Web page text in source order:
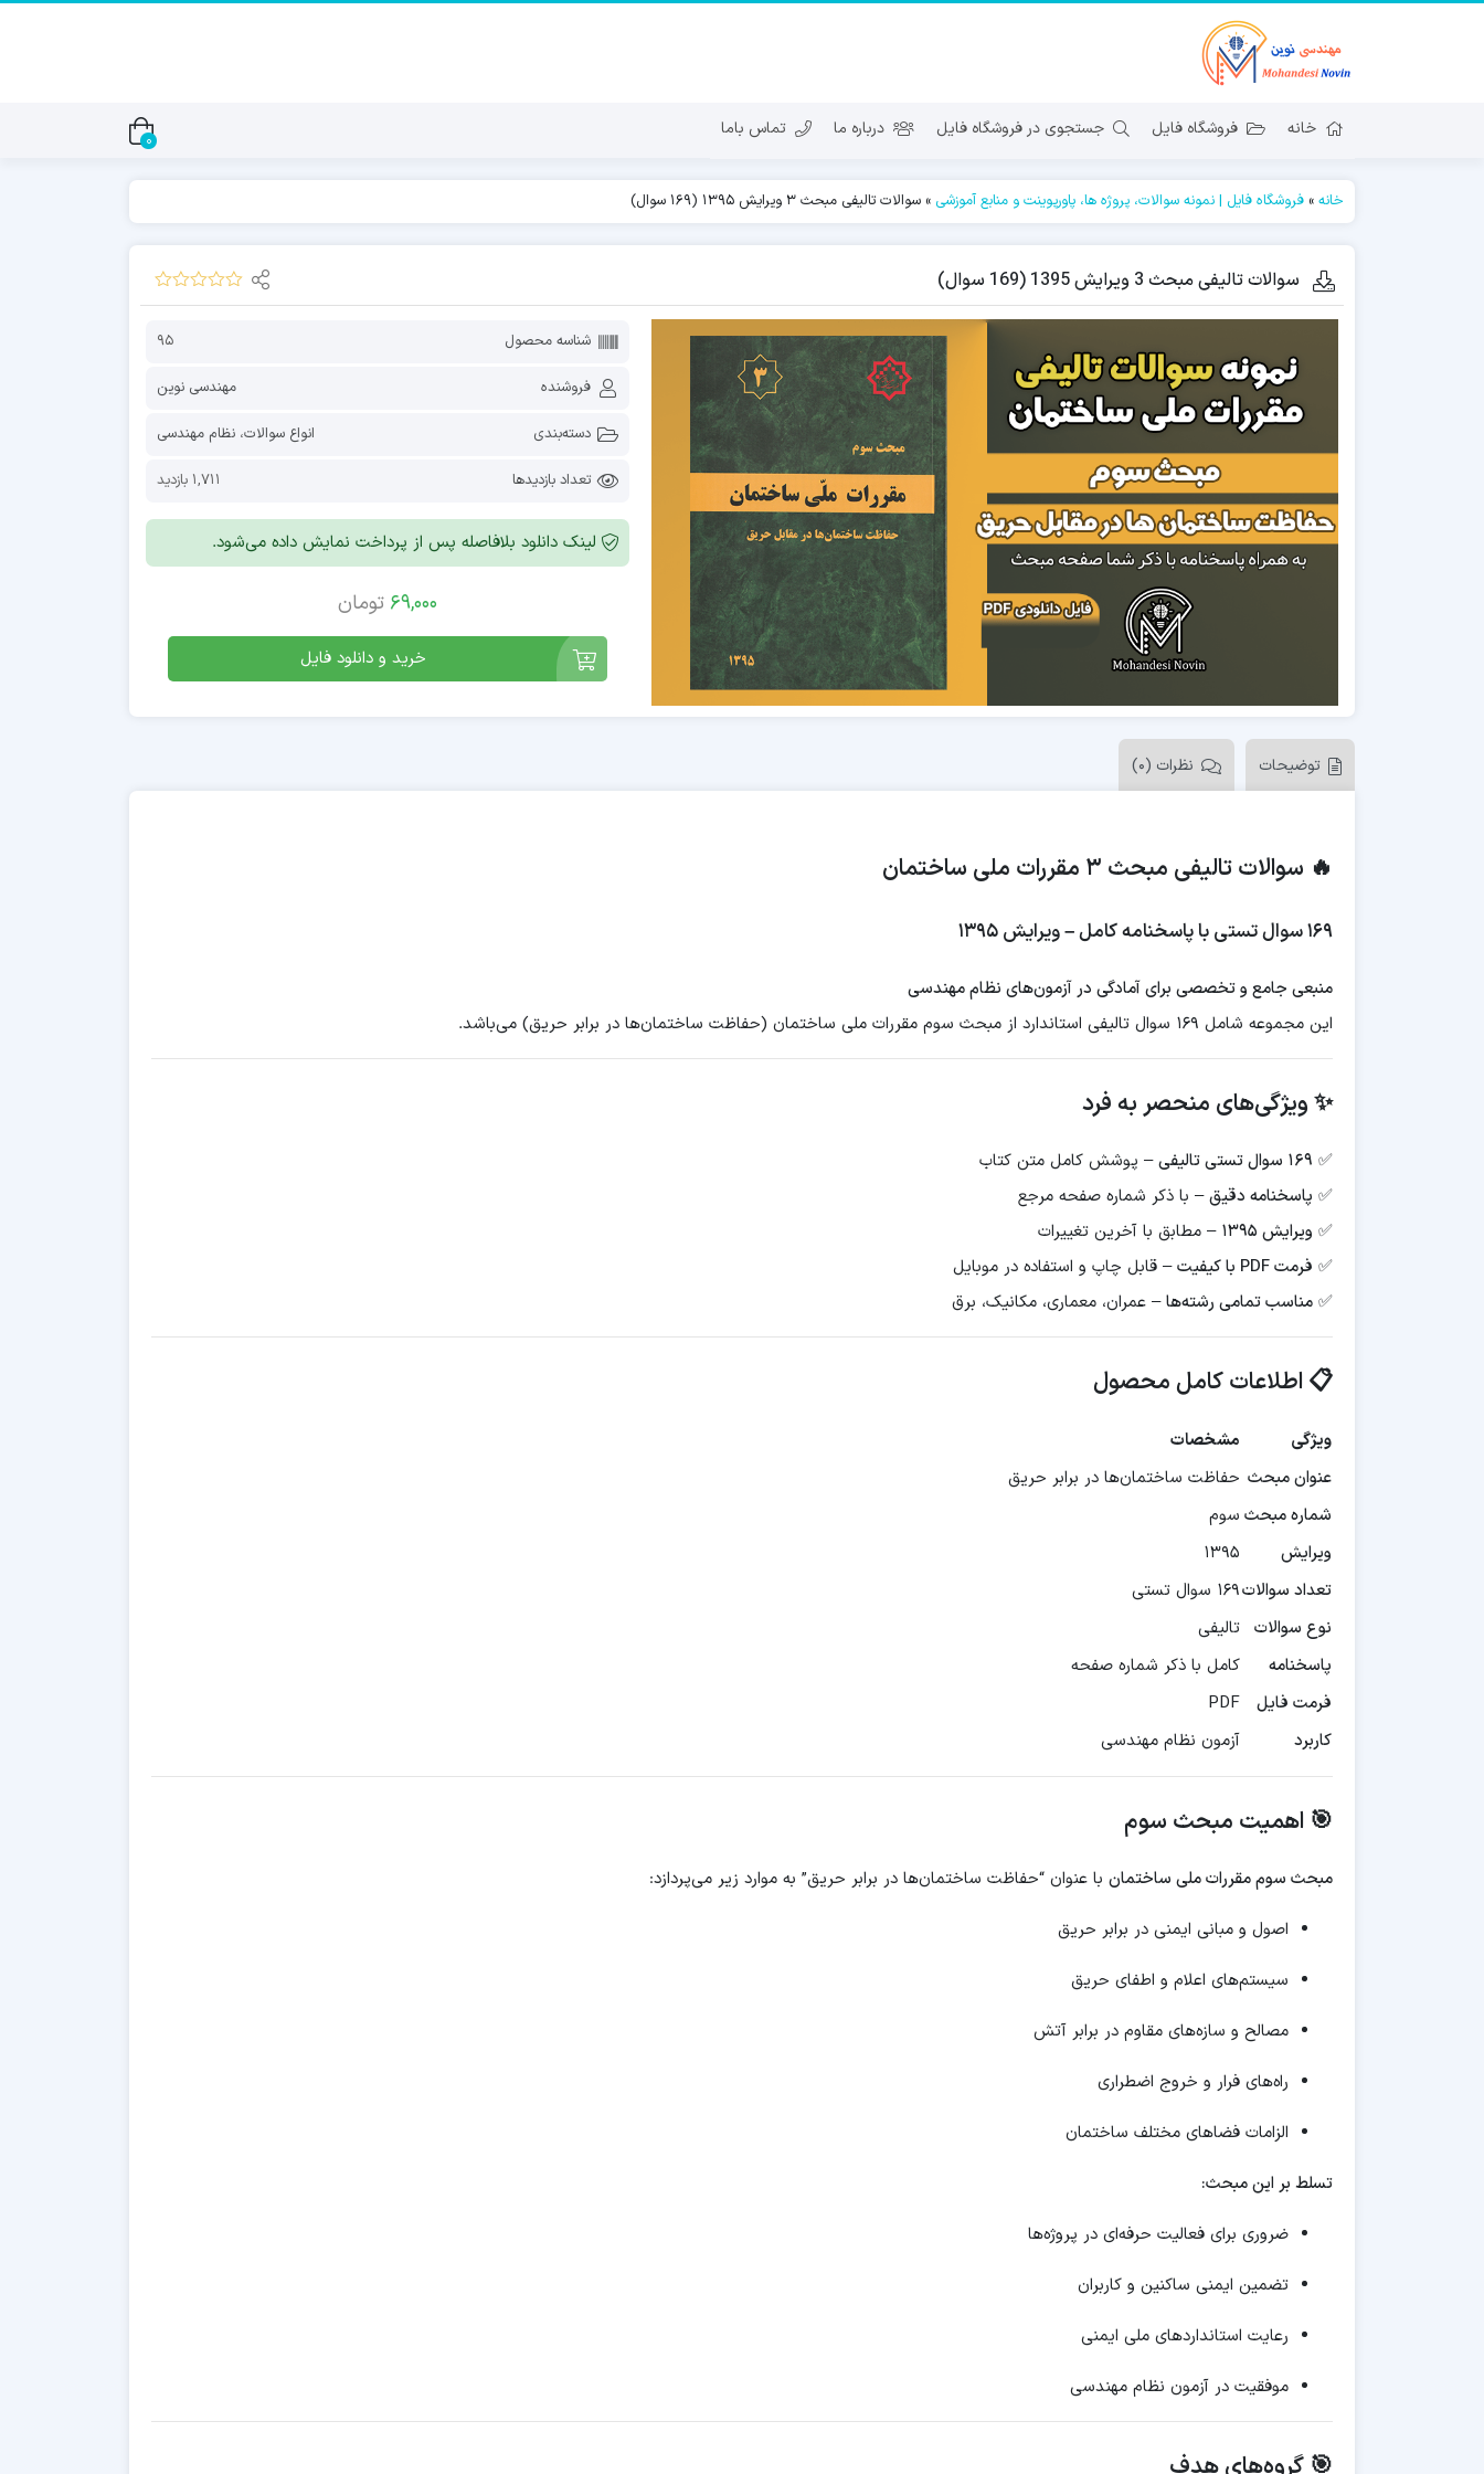
خانه فروشگاه فایل جستجوی در فروشگاه فایل درباره ما تماس باما
0
خانه » فروشگاه فایل | نمونه سوالات، پروژه ها، پاورپوینت و منابع آموزشی » سوالات تالیفی مبحث 3 ویرایش 1395 (169 سوال)
سوالات تالیفی مبحث 3 ویرایش 1395 (169 سوال)
شناسه محصول 95
فروشنده مهندسی نوین
دسته‌بندی انواع سوالات، نظام مهندسی
تعداد بازدیدها 1,711 بازدید
لینک دانلود بلافاصله پس از پرداخت نمایش داده می‌شود.
69,000 تومان
خرید و دانلود فایل
توضیحات نظرات (0)
🔥 سوالات تالیفی مبحث ۳ مقررات ملی ساختمان
۱۶۹ سوال تستی با پاسخنامه کامل – ویرایش ۱۳۹۵
منبعی جامع و تخصصی برای آمادگی در آزمون‌های نظام مهندسی
این مجموعه شامل ۱۶۹ سوال تالیفی استاندارد از مبحث سوم مقررات ملی ساختمان (حفاظت ساختمان‌ها در برابر حریق) می‌باشد.
✨ ویژگی‌های منحصر به فرد
✅ ۱۶۹ سوال تستی تالیفی
– پوشش کامل متن کتاب
✅ پاسخنامه دقیق– با ذکر شماره صفحه مرجع
✅ ویرایش ۱۳۹۵
– مطابق با آخرین تغییرات
✅ فرمت PDF با کیفیت
– قابل چاپ و استفاده در موبایل
✅ مناسب تمامی رشته‌ها– عمران، معماری، مکانیک، برق
📋 اطلاعات کامل محصول
ویژگی
مشخصات
عنوان مبحث حفاظت ساختمان‌ها در برابر حریق
شماره مبحث سوم
ویرایش
۱۳۹۵
تعداد سوالات۱۶۹ سوال تستی
نوع سوالات تالیفی
پاسخنامه
کامل با ذکر شماره صفحه
فرمت فایل
PDF
کاربرد
آزمون نظام مهندسی
🎯 اهمیت مبحث سوم
مبحث سوم مقررات ملی ساختمان با عنوان “حفاظت ساختمان‌ها در برابر حریق” به موارد زیر می‌پردازد:
اصول و مبانی ایمنی در برابر حریق
سیستم‌های اعلام و اطفای حریق
مصالح و سازه‌های مقاوم در برابر آتش
راه‌های فرار و خروج اضطراری
الزامات فضاهای مختلف ساختمان
تسلط بر این مبحث:
ضروری برای فعالیت حرفه‌ای در پروژه‌ها
تضمین ایمنی ساکنین و کاربران
رعایت استانداردهای ملی ایمنی
موفقیت در آزمون نظام مهندسی